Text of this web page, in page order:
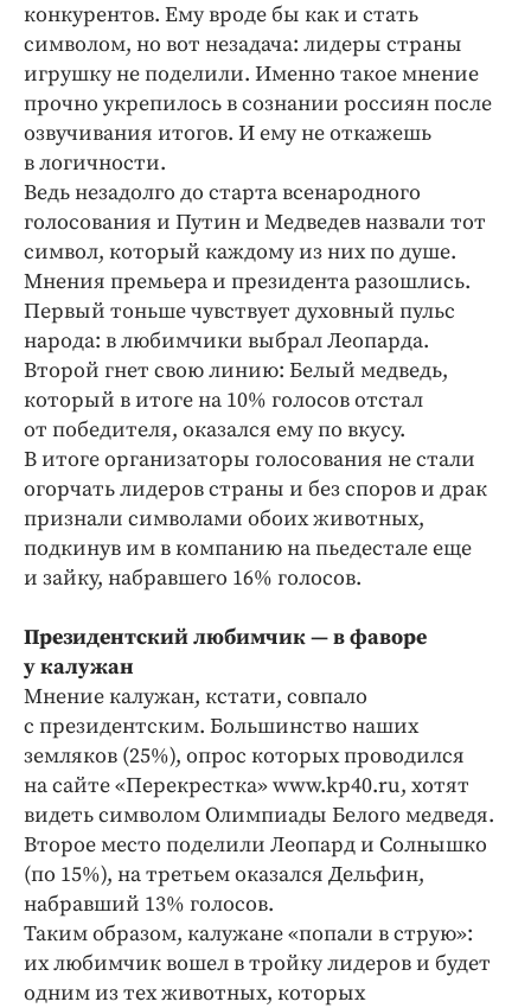
Издания
Медиаперсона
Интересное чтиво
Клиника года
Бренд года
Работодатель года
конкурентов. Ему вроде бы как и стать
символом, но вот незадача: лидеры страны
игрушку не поделили. Именно такое мнение
прочно укрепилось в сознании россиян после
озвучивания итогов. И ему не откажешь
в логичности.
Ведь незадолго до старта всенародного
голосования и Путин и Медведев назвали тот
символ, который каждому из них по душе.
Мнения премьера и президента разошлись.
Первый тоньше чувствует духовный пульс
народа: в любимчики выбрал Леопарда.
Второй гнет свою линию: Белый медведь,
который в итоге на 10% голосов отстал
от победителя, оказался ему по вкусу.
В итоге организаторы голосования не стали
огорчать лидеров страны и без споров и драк
признали символами обоих животных,
подкинув им в компанию на пьедестале еще
и зайку, набравшего 16% голосов.
Президентский любимчик — в фаворе
у калужан
Мнение калужан, кстати, совпало
с президентским. Большинство наших
земляков (25%), опрос которых проводился
на сайте «Перекрестка» ­www.kp40.ru, хотят
видеть симво­лом Олимпиады Белого медведя.
Второе место поделили Леопард и Солнышко
(по 15%), на третьем оказался Дельфин,
набравший 13% голосов.
Таким образом, калужане «попали в струю»:
их любимчик вошел в тройку лидеров и будет
одним из тех животных, которых